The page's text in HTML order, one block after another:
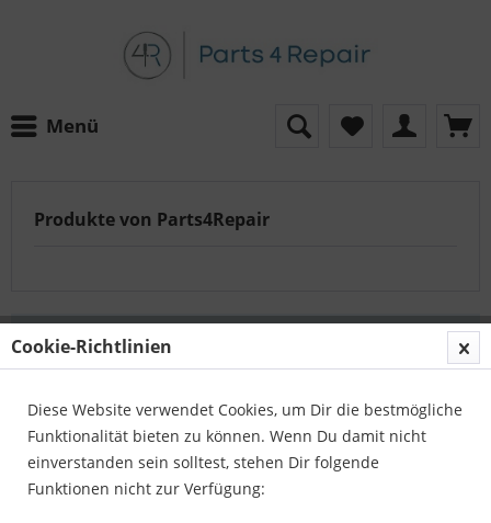
Menü
Produkte von Parts4Repair
Auf der Suche nach dem passenden Artikel?
Unser Serviceteam hilft Ihnen gerne weiter:
04422 996 814 01
Erreichbar: Mo., Mi., Fr. 10:30 - 16:00 Uhr, Di., Do.
Cookie-Richtlinien
Diese Website verwendet Cookies, um Dir die bestmögliche
Funktionalität bieten zu können. Wenn Du damit nicht
einverstanden sein solltest, stehen Dir folgende
Funktionen nicht zur Verfügung: